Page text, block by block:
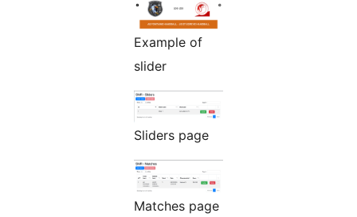
Example of
slider
Sliders page
Matches page